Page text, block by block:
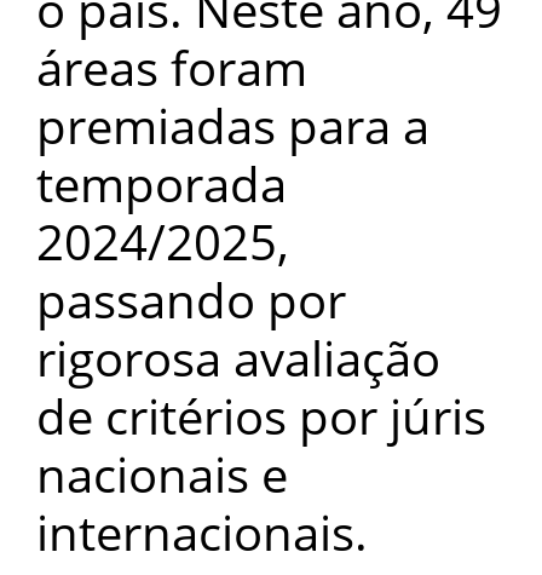
áreas foram
premiadas para a
temporada
2024/2025,
passando por
rigorosa avaliação
de critérios por júris
nacionais e
internacionais.